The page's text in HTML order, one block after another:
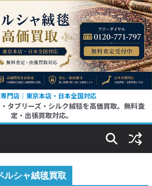
門店｜東京本店・日本全国対応
タブリーズ・シルク絨毯を高価買取。無料査
定・出張買取対応。
ルシャ絨毯買取